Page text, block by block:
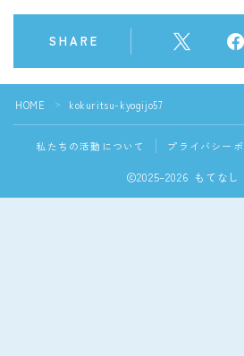
SHARE
HOME ＞ kokuritsu-kyogijo57
私たちの活動について プライバシー
2025–2026 もてなし